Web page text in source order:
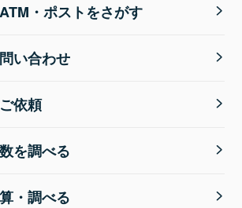
・ポストをさがす
い合わせ
依頼
を調べる
・調べる